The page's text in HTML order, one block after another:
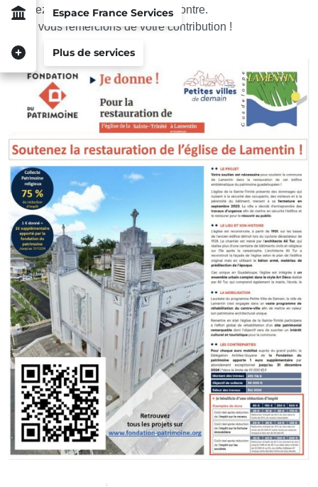
Espace France Services
Plus de services
veuillez suivre les instructions ci-contre.
Nous vous remercions de votre contribution !